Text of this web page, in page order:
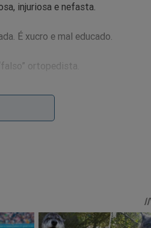
injuriosa e nefasta.
É xucro e mal educado.
ortopedista.